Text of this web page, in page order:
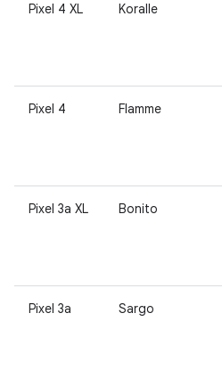
Pixel 4 XL Koralle
Pixel 4 Flamme
Pixel 3a XL Bonito
Pixel 3a Sargo